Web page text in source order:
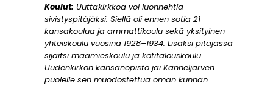
Koulut: Uuttakirkkoa voi luonnehtia
sivistyspitäjäksi. Siellä oli ennen sotia 21
kansakoulua ja ammattikoulu sekä yksityinen
yhteiskoulu vuosina 1928–1934. Lisäksi pitäjässä
sijaitsi maamieskoulu ja kotitalouskoulu.
Uudenkirkon kansanopisto jäi Kanneljärven
puolelle sen muodostettua oman kunnan.